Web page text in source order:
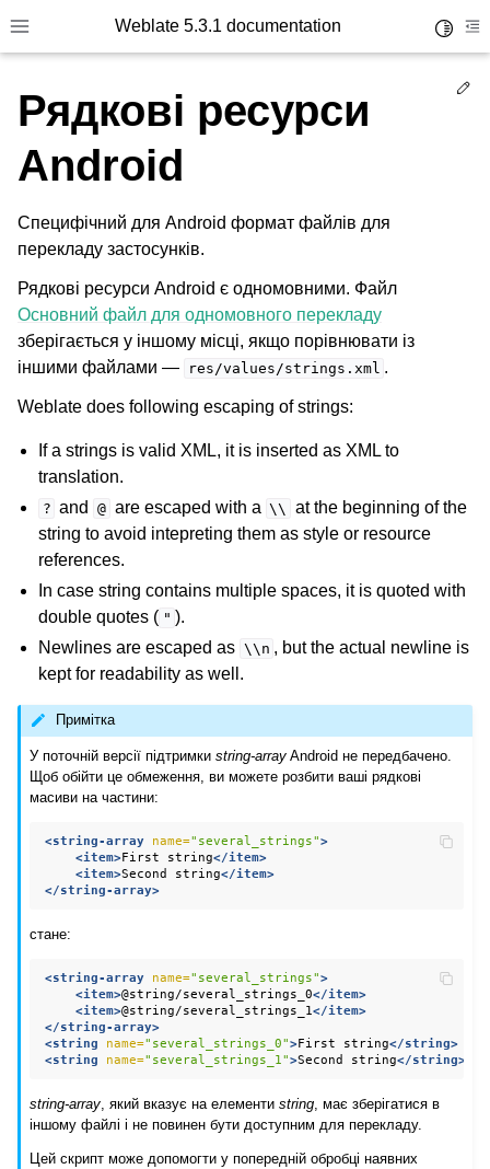
Toggle site navigation sidebar
Weblate 5.3.1 documentation
navigation of Підтримувані формати файлів
Рядкові ресурси
Android
Специфічний для Android формат файлів для
перекладу застосунків.
Рядкові ресурси Android є одномовними. Файл
Основний файл для одномовного перекладу
зберігається у іншому місці, якщо порівнювати із
іншими файлами —
res/values/strings.xml .
Weblate does following escaping of strings:
If a strings is valid XML, it is inserted as XML to
translation.
? and @ are escaped with a \\
at the beginning of the
string to avoid intepreting them as style or resource
references.
In case string contains multiple spaces, it is quoted with
double quotes ( " ).
Newlines are escaped as \\n , but the actual newline is
kept for readability as well.
Примітка
У поточній версії підтримкиstring-array Android не передбачено.
Щоб обійти це обмеження, ви можете розбити ваші рядкові
масиви на частини:
<string-array name="several_strings">
<item>First string</item>
<item>Second string</item>
</string-array>
стане:
<string-array name="several_strings">
<item>@string/several_strings_0</item>
<item>@string/several_strings_1</item>
</string-array>
<string
name="several_strings_0">First string</string>
<string
name="several_strings_1">Second string</string>
string-array , який вказує на елементиstring , має зберігатися в
іншому файлі і не повинен бути доступним для перекладу.
Цей скрипт може допомогти у попередній обробці наявних